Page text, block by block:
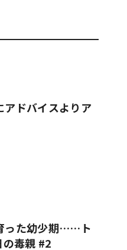
アドバイスよりア
った幼少期……ト
毒親 #2